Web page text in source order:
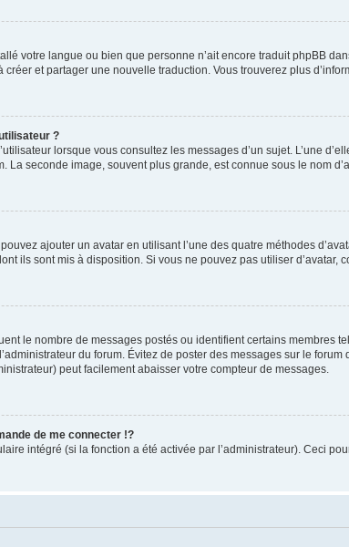
votre langue ou bien que personne n’ait encore traduit phpBB
et partager une nouvelle traduction. Vous trouverez plus
?
lorsque vous consultez les messages d’un sujet. L’une
seconde image, souvent plus grande, est connue sous le nom
ajouter un avatar en utilisant l’une des quatre méthodes
ils sont mis à disposition. Si vous ne pouvez pas utiliser d’avatar,
le nombre de messages postés ou identifient certains membres
du forum. Évitez de poster des messages sur le
peut facilement abaisser votre compteur de messages.
de me connecter !?
intégré (si la fonction a été activée par l’administrateur). Ceci